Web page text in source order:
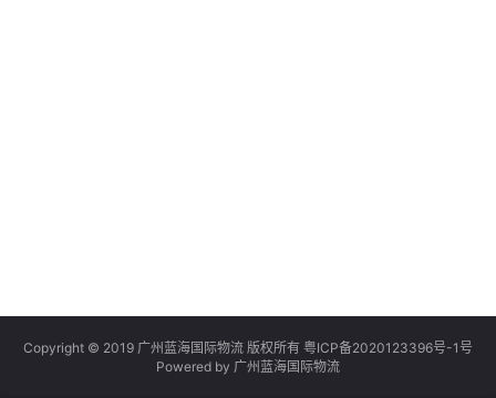
Copyright © 2019 广州蓝海国际物流 版权所有 粤ICP备2020123396号-1号
Powered by 广州蓝海国际物流